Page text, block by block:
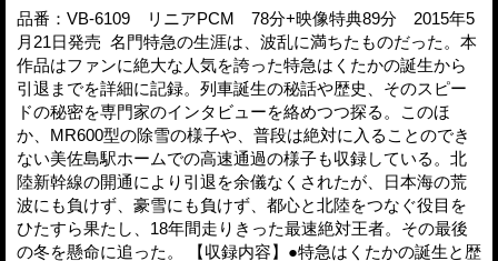
品番：VB-6109 リニアPCM 78分+映像特典89分 2015年5
月21日発売 名門特急の生涯は、波乱に満ちたものだった。本
作品はファンに絶大な人気を誇った特急はくたかの誕生から
引退までを詳細に記録。列車誕生の秘話や歴史、そのスピー
ドの秘密を専門家のインタビューを絡めつつ探る。このほ
か、MR600型の除雪の様子や、普段は絶対に入ることのでき
ない美佐島駅ホームでの高速通過の様子も収録している。北
陸新幹線の開通により引退を余儀なくされたが、日本海の荒
波にも負けず、豪雪にも負けず、都心と北陸をつなぐ役目を
ひたすら果たし、18年間走りきった最速絶対王者。その最後
の冬を懸命に追った。 【収録内容】●特急はくたかの誕生と歴